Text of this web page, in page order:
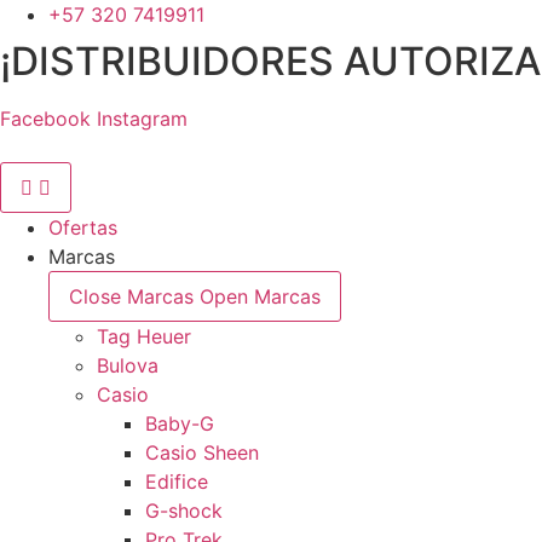
al
contenido
+57 320 7419911
¡DISTRIBUIDORES
Facebook Instagram
Ofertas
Marcas
Close Marcas Open Marcas
Tag Heuer
Bulova
Casio
Baby-G
Casio Sheen
Edifice
G-shock